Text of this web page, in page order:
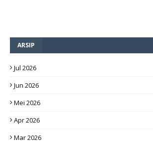
ARSIP
Jul 2026
Jun 2026
Mei 2026
Apr 2026
Mar 2026